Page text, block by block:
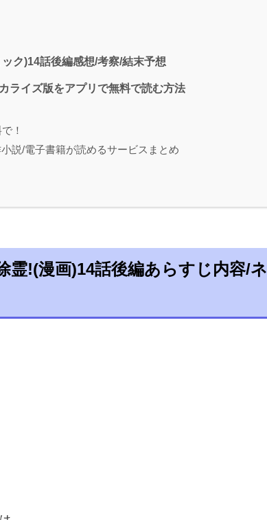
ク)14話後編感想/考察/結末予想
ライズ版をアプリで無料で読む方法
！
説/電子書籍が読めるサービスまとめ
霊!(漫画)14話後編あらすじ内容/ネ